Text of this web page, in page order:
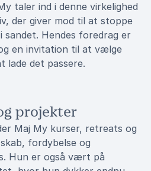
taler ind i denne virkelighed
der giver mod til at stoppe
Hendes foredrag er
en invitation til at vælge
lade det passere.
projekter
Maj My kurser, retreats og
fordybelse og
Hun er også vært på